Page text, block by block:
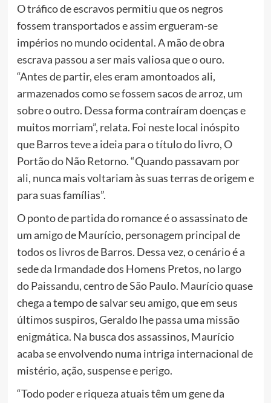
O tráfico de escravos permitiu que os negros
fossem transportados e assim ergueram-se
impérios no mundo ocidental. A mão de obra
escrava passou a ser mais valiosa que o ouro.
“Antes de partir, eles eram amontoados ali,
armazenados como se fossem sacos de arroz, um
sobre o outro. Dessa forma contraíram doenças e
muitos morriam”, relata. Foi neste local inóspito
que Barros teve a ideia para o título do livro, O
Portão do Não Retorno. “Quando passavam por
ali, nunca mais voltariam às suas terras de origem e
para suas famílias”.
O ponto de partida do romance é o assassinato de
um amigo de Maurício, personagem principal de
todos os livros de Barros. Dessa vez, o cenário é a
sede da Irmandade dos Homens Pretos, no largo
do Paissandu, centro de São Paulo. Maurício quase
chega a tempo de salvar seu amigo, que em seus
últimos suspiros, Geraldo lhe passa uma missão
enigmática. Na busca dos assassinos, Maurício
acaba se envolvendo numa intriga internacional de
mistério, ação, suspense e perigo.
“Todo poder e riqueza atuais têm um gene da